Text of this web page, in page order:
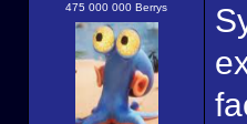
475 000 000 Berrys